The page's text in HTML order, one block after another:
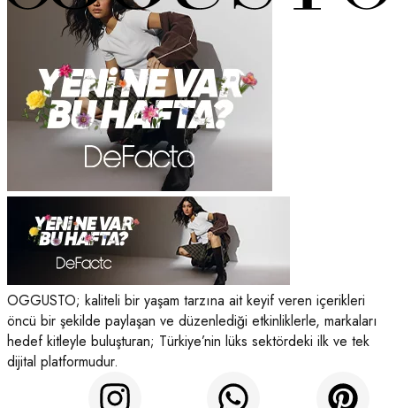
OGGUSTO; kaliteli bir yaşam tarzına ait keyif veren içerikleri
öncü bir şekilde paylaşan ve düzenlediği etkinliklerle, markaları
hedef kitleyle buluşturan; Türkiye’nin lüks sektördeki ilk ve tek
dijital platformudur.